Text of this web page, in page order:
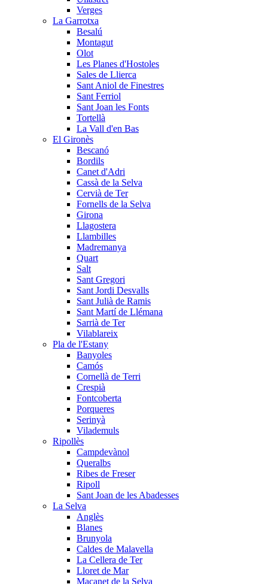
Verges
La Garrotxa
Besalú
Montagut
Olot
Les Planes d'Hostoles
Sales de Llierca
Sant Aniol de Finestres
Sant Ferriol
Sant Joan les Fonts
Tortellà
La Vall d'en Bas
El Gironès
Bescanó
Bordils
Canet d'Adri
Cassà de la Selva
Cervià de Ter
Fornells de la Selva
Girona
Llagostera
Llambilles
Madremanya
Quart
Salt
Sant Gregori
Sant Jordi Desvalls
Sant Julià de Ramis
Sant Martí de Llémana
Sarrià de Ter
Vilablareix
Pla de l'Estany
Banyoles
Camós
Cornellà de Terri
Crespià
Fontcoberta
Porqueres
Serinyà
Vilademuls
Ripollès
Campdevànol
Queralbs
Ribes de Freser
Ripoll
Sant Joan de les Abadesses
La Selva
Anglès
Blanes
Brunyola
Caldes de Malavella
La Cellera de Ter
Lloret de Mar
Maçanet de la Selva